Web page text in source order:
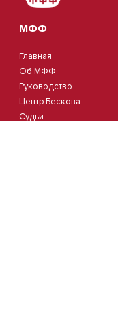
МФФ
Главная
Об МФФ
Руководство
Центр Бескова
Судьи